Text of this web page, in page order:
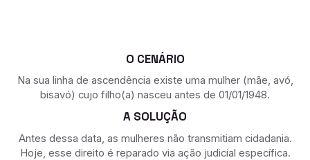
O CENÁRIO
Na sua linha de ascendência existe uma mulher (mãe, avó,
bisavó) cujo filho(a) nasceu antes de 01/01/1948.
A SOLUÇÃO
Antes dessa data, as mulheres não transmitiam cidadania.
Hoje, esse direito é reparado via ação judicial específica.